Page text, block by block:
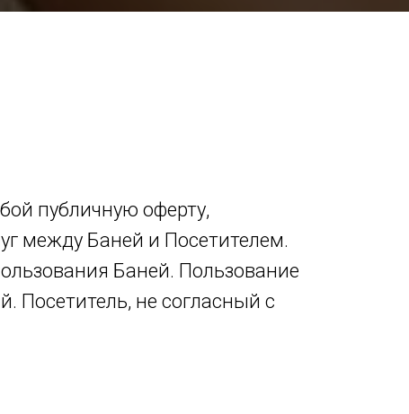
публичную оферту,
между Баней и Посетителем.
Баней. Пользование
Посетитель, не согласный с